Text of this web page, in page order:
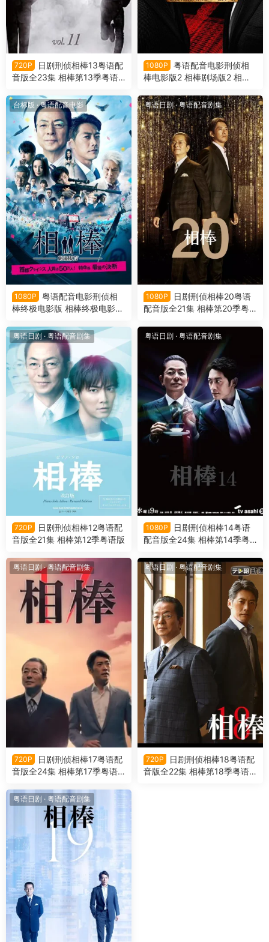
720P
日剧刑侦相棒13粤语配
音版全23集 相棒第13季粤语
1080P
粤语配音电影刑侦相
棒电影版2 相棒剧场版2 相棒
台标版 ·粤语配音电影
1080P
粤语配音电影刑侦相
棒终极电影版 相棒终极电影版
e IV
粤语日剧·粤语配音剧集
1080P
日剧刑侦相棒20粤语
配音版全21集 相棒第20季粤
粤语日剧 · 粤语配音剧集
720P
日剧刑侦相棒12粤语配
音版全21集 相棒第12季粤语版
粤语日剧 · 粤语配音剧集
1080P
日剧刑侦相棒14粤语
配音版全24集 相棒第14季粤
粤语日剧·粤语配音剧集
720P
日剧刑侦相棒17粤语配
音版全24集 相棒第17季粤语
粤语日剧 · 粤语配音剧集
720P
日剧刑侦相棒18粤语配
音版全22集 相棒第18季粤语
粤语日剧 · 粤语配音剧集